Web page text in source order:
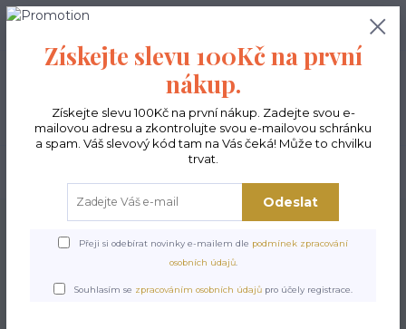
0,00 Kč
Kabelky ekologické Kabelky velké Kabelky City antracit
Kabelka City Antracit -
Získejte slevu 100Kč na první
nákup.
Získejte slevu 100Kč na první nákup. Zadejte svou e-
mailovou adresu a zkontrolujte svou e-mailovou schránku
a spam. Váš slevový kód tam na Vás čeká! Může to chvilku
trvat.
Odeslat
Přeji si odebírat novinky e-mailem dle podmínek zpracování
osobních údajů.
Souhlasím se zpracováním osobních údajů pro účely registrace.